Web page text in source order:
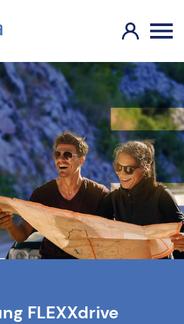
FLEXXdrive